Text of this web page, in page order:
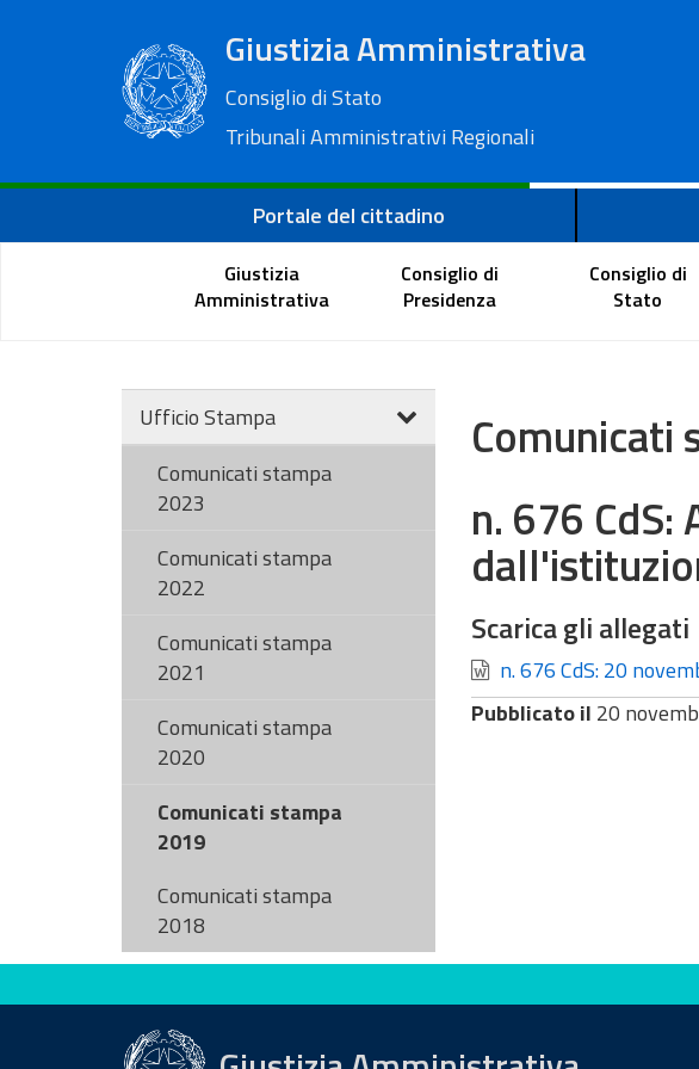
Giustizia Amministrativa
Consiglio di Stato
Tribunali Amministrativi Regionali
Portale del cittadino
Giustizia
Amministrativa
Consiglio di
Presidenza
Consiglio di
Stato
Ufficio Stampa
Comunicati stampa
2023
Comunicati stampa
2022
Comunicati stampa
2021
Comunicati stampa
2020
Comunicati stampa
2019
Comunicati stampa
2018
Comunicati
n. 676 CdS:
Scarica gli allegati
n. 676 CdS: 20
Pubblicato il 20
Valuta questo sito